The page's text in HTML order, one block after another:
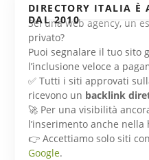
DIRECTORY ITALIA È
DAL 2010
Sei una web agency, un
privato?
Puoi segnalare il tuo sito
l’inclusione veloce a
✅ Tutti i siti approvati
ricevono un backlink
🚀 Per una visibilità
l’inserimento anche nella
👉 Accettiamo solo siti
Google.